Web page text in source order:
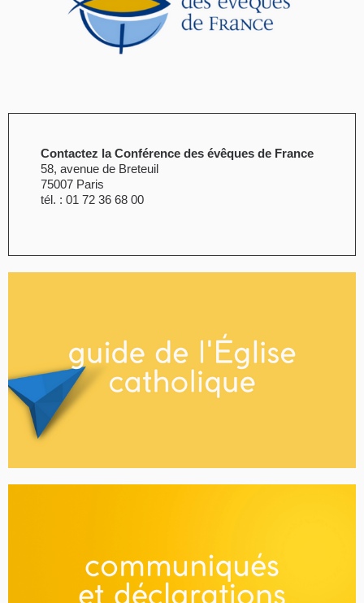
Contactez la Conférence des évêques de France
58, avenue de Breteuil
75007 Paris
tél. : 01 72 36 68 00